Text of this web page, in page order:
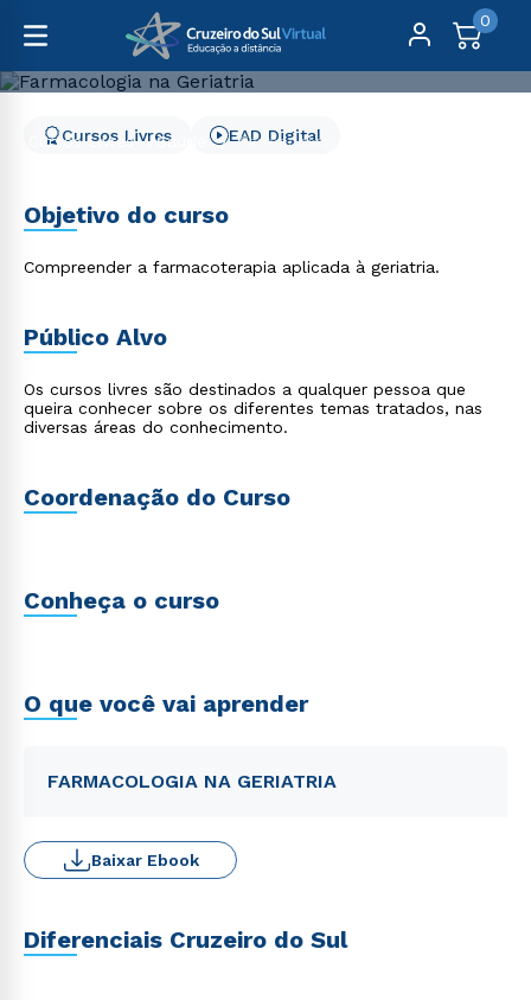
0
Cursos Livres Saúde Farmacologia na Geriatria
Cursos Livres EAD Digital
Objetivo do curso
Compreender a farmacoterapia aplicada à geriatria.
Público Alvo
Os cursos livres são destinados a qualquer pessoa que
queira conhecer sobre os diferentes temas tratados, nas
diversas áreas do conhecimento.
Coordenação do Curso
Conheça o curso
O que você vai aprender
FARMACOLOGIA NA GERIATRIA
Baixar Ebook
Diferenciais Cruzeiro do Sul